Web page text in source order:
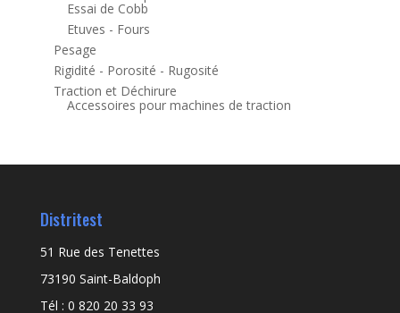
Essai de Cobb
Etuves - Fours
Pesage
Rigidité - Porosité - Rugosité
Traction et Déchirure
Accessoires pour machines de traction
Distritest
51 Rue des Tenettes
73190 Saint-Baldoph
Tél : 0 820 20 33 93